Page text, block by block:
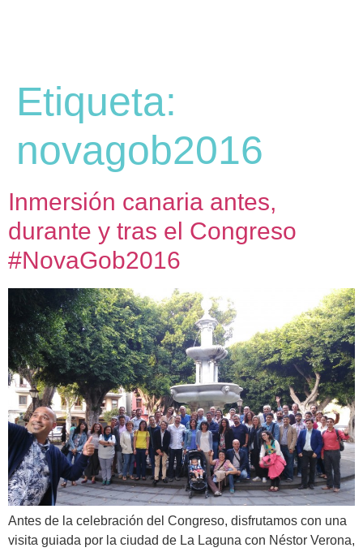
Etiqueta:
novagob2016
Inmersión canaria antes,
durante y tras el Congreso
#NovaGob2016
Antes de la celebración del Congreso, disfrutamos con una
visita guiada por la ciudad de La Laguna con Néstor Verona,